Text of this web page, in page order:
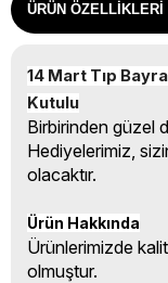
ÜRÜN ÖZELLIKLERI
14 Mart Tıp
Kutulu
Birbirinden güzel
Hediyelerimiz,
olacaktır.
Ürün Hakkında
Ürünlerimizde
olmuştur.